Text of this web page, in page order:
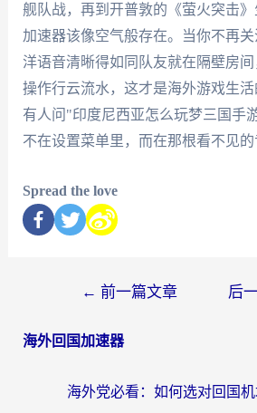
舰队战，再到开普敦的《萤火突击
加速器该像空气般存在。当你不再
洋语音清晰得如同队友就在隔壁房
操作行云流水，这才是海外游戏生
有人问"印度尼西亚怎么玩梦三国手
不在设置菜单里，而在那根看不见的
Spread the love
← 前一篇文章 后
海外回国加速器